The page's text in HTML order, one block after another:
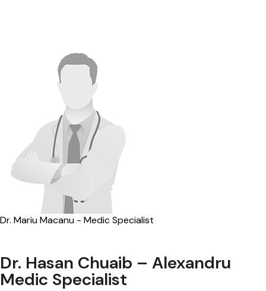
Dr. Mariu Macanu - Medic Specialist
Dr. Hasan Chuaib – Alexandru
Medic Specialist